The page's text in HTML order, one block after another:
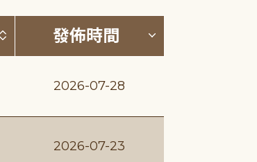
按發布單位排序 (升降冪)
發佈時間 按發佈時間
2026-07-28
2026-07-23